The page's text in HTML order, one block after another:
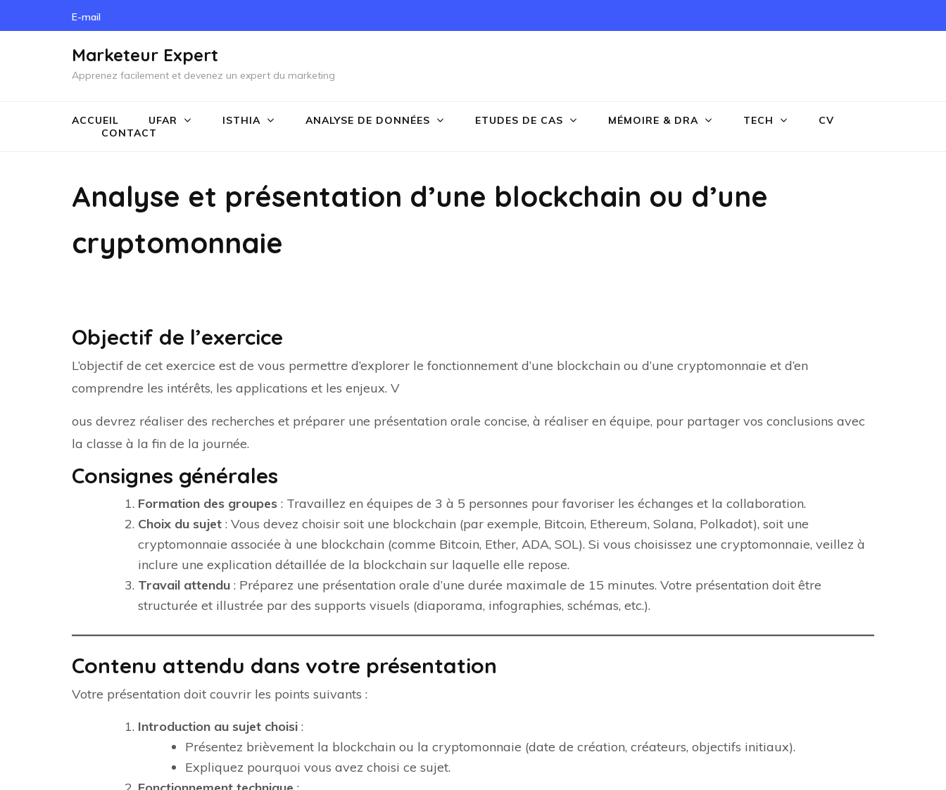
to
E-mail
Marketeur Expert
Apprenez facilement et devenez un expert du marketing
ACCUEIL UFAR ISTHIA ANALYSE DE DONNÉES ETUDES DE CAS MÉMOIRE & DRA TECH
CV
CONTACT
Analyse et présentation d’une blockchain ou d’une
cryptomonnaie
Objectif de l’exercice
L’objectif de cet exercice est de vous permettre d’explorer le fonctionnement d’une blockchain ou d’une cryptomonnaie et d’en
comprendre les intérêts, les applications et les enjeux. V
ous devrez réaliser des recherches et préparer une présentation orale concise, à réaliser en équipe, pour partager vos conclusions avec
la classe à la fin de la journée.
Consignes générales
Formation des groupes : Travaillez en équipes de 3 à 5 personnes pour favoriser les échanges et la collaboration.
Choix du sujet : Vous devez choisir soit une blockchain (par exemple, Bitcoin, Ethereum, Solana, Polkadot), soit une
cryptomonnaie associée à une blockchain (comme Bitcoin, Ether, ADA, SOL). Si vous choisissez une cryptomonnaie, veillez à
inclure une explication détaillée de la blockchain sur laquelle elle repose.
Travail attendu : Préparez une présentation orale d’une durée maximale de 15 minutes. Votre présentation doit être
structurée et illustrée par des supports visuels (diaporama, infographies, schémas, etc.).
Contenu attendu dans votre présentation
Votre présentation doit couvrir les points suivants :
Introduction au sujet choisi :
Présentez brièvement la blockchain ou la cryptomonnaie (date de création, créateurs, objectifs initiaux).
Expliquez pourquoi vous avez choisi ce sujet.